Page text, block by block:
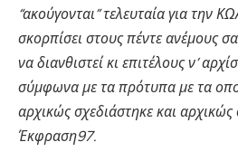
“ακούγονται” τελευταία για την
σκορπίσει στους πέντε ανέμους
να διανθιστεί κι επιτέλους ν’
σύμφωνα με τα πρότυπα με τα
αρχικώς σχεδιάστηκε και
Έκφραση97.